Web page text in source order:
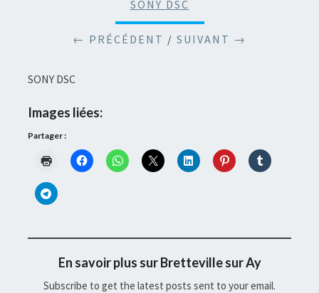
SONY DSC
← PRÉCÉDENT / SUIVANT →
SONY DSC
Images liées:
Partager :
En savoir plus sur Bretteville sur Ay
Subscribe to get the latest posts sent to your email.